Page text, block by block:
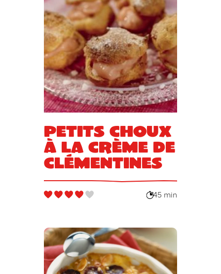
Petits choux
à la crème de
clémentines
45 min